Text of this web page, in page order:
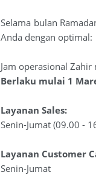
Selama bulan
Anda dengan optimal:
Jam operasional
Berlaku mulai 1
Layanan Sales:
Senin-Jumat (09.00 -
Layanan Customer
Senin-Jumat